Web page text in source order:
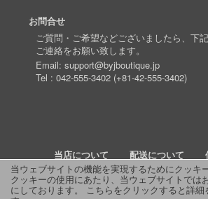
当ウェブサイトの機能を実現するためにクッキ
クッキーの使用にあたり、当ウェブサイトでは
にしております。 こちらをクリックすると詳細
お問合せ
ご質問・ご希望などございましたら、下
ご連絡をお願い致します。
Email: support@byjboutique.jp
Tel : 042-555-3402(+81-42-555-3402)
当店について 配送について
詳細検索
よくあるご質問 お問